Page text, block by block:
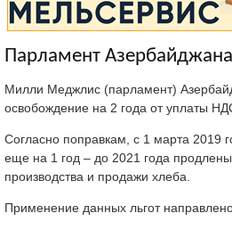
Парламент
Милли Меджлис (парламент)
освобождение на 2 года от уплаты
Согласно поправкам, с 1 марта 2019
еще на 1 год – до 2021 года
производства и продажи хлеба.
Применение данных льгот